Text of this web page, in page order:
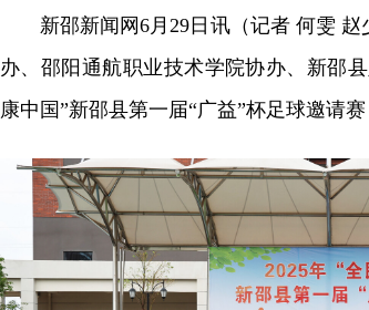
新邵新闻网6月29日讯（记者 何雯
办、邵阳通航职业技术学院协办、新邵
康中国”新邵县第一届“广益”杯足球邀请